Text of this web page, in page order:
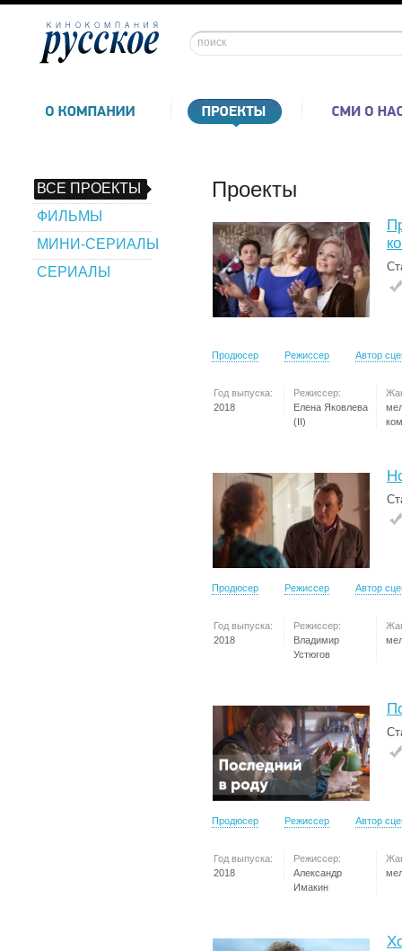
ВСЕ ПРОЕКТЫ
ФИЛЬМЫ
МИНИ-СЕРИАЛЫ
СЕРИАЛЫ
Проекты
Продюсер Режиссер Автор
Год выпуска:
2018
Режиссер:
Елена Яковлева
(II)
Продюсер Режиссер Автор
Год выпуска:
2018
Режиссер:
Владимир
Устюгов
Продюсер Режиссер Автор
Год выпуска:
2018
Режиссер:
Александр
Имакин